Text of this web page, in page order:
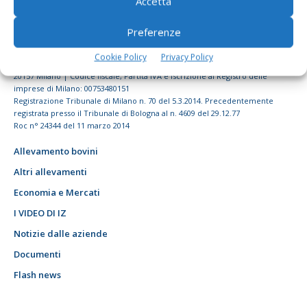
Preferenze
Cookie Policy Privacy Policy
© Tecniche Nuove Spa. Tutti i diritti riservati. Sede legale Via Eritrea 21 -
20157 Milano | Codice fiscale, Partita IVA e Iscrizione al Registro delle
imprese di Milano: 00753480151
Registrazione Tribunale di Milano n. 70 del 5.3.2014. Precedentemente
registrata presso il Tribunale di Bologna al n. 4609 del 29.12.77
Roc n° 24344 del 11 marzo 2014
Allevamento bovini
Altri allevamenti
Economia e Mercati
I VIDEO DI IZ
Notizie dalle aziende
Documenti
Flash news